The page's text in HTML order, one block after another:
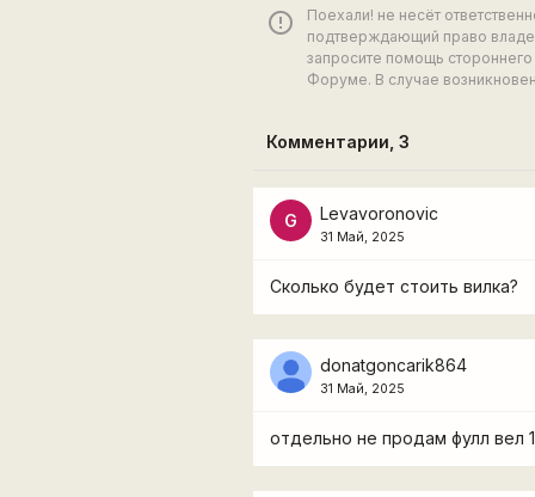
error_outline
Поехали! не несёт
подтверждающий право
запросите помощь
Форуме. В случае
Комментарии, 3
G Levavoronovic
31 Май, 2025
Сколько будет стоить вилка?
donatgoncarik864
31 Май, 2025
отдельно не продам фулл вел